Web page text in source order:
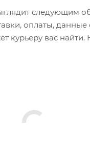
10speed
3x lacing
следующим
оплаты,
курьеру вас